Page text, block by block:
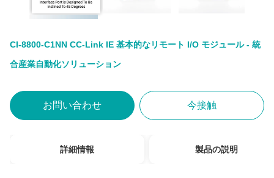
CI-8800-C1NN CC-Link IE 基本的なリモート I/O モジュール - 統
合産業自動化ソリューション
お問い合わせ 今接触
詳細情報 製品の説明